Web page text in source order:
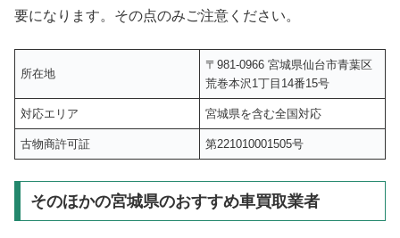
要になります。その点のみご注意ください。
所在地
〒981-0966 宮城県仙台市青葉区
荒巻本沢1丁目14番15号
対応エリア 宮城県を含む全国対応
古物商許可証 第221010001505号
そのほかの宮城県のおすすめ車買取業者